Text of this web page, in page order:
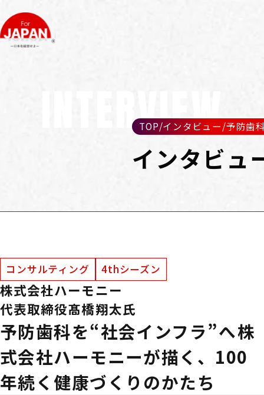
INTERVIEW
インタビュ
TOP/インタビュー/予防歯
コンサルティング 4thシーズン
株式会社ハーモニー
代表取締役髙橋翔太氏
予防歯科を“社会インフラ”へ――株
式会社ハーモニーが描く、100
年続く健康づくりのかたち